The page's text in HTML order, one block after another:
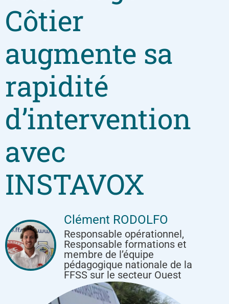
Côtier
augmente sa
rapidité
d’intervention
avec
INSTAVOX
Clément RODOLFO
Responsable opérationnel,
Responsable formations et
membre de l’équipe
pédagogique nationale de la
FFSS sur le secteur Ouest